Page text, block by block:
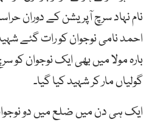
نام نہاد سرچ آپریشن کے دوران
احمد نامی نوجوان کو رات گئے
بارہ مولا میں بھی ایک نوجوان کو
گولیاں مار کر شہید کیا گیا۔
ایک ہی دن میں ضلع میں دو